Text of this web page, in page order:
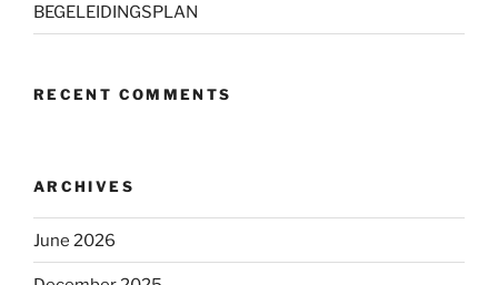
BEGELEIDINGSPLAN
RECENT COMMENTS
ARCHIVES
June 2026